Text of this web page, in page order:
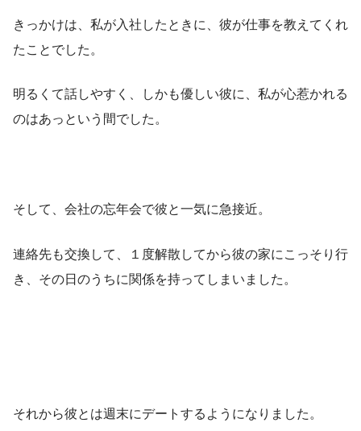
きっかけは、私が入社したときに、彼が仕事を教えてくれ
たことでした。
明るくて話しやすく、しかも優しい彼に、私が心惹かれる
のはあっという間でした。
そして、会社の忘年会で彼と一気に急接近。
連絡先も交換して、１度解散してから彼の家にこっそり行
き、その日のうちに関係を持ってしまいました。
それから彼とは週末にデートするようになりました。